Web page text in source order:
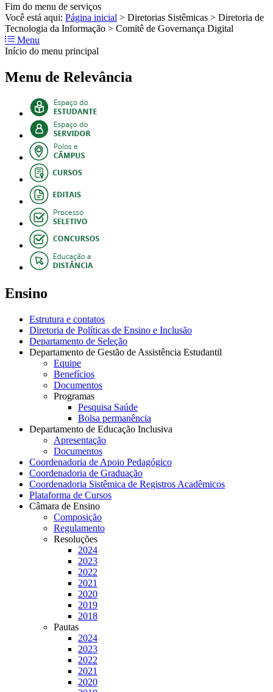
Fim do menu de serviços
Você está aqui: Página inicial > Diretorias Sistêmicas > Diretoria de
Tecnologia da Informação > Comitê de Governança Digital
Menu
Início do menu principal
Menu de Relevância
Ensino
Estrutura e contatos
Diretoria de Políticas de Ensino e Inclusão
Departamento de Seleção
Departamento de Gestão de Assistência Estudantil
Equipe
Benefícios
Documentos
Programas
Pesquisa Saúde
Bolsa permanência
Departamento de Educação Inclusiva
Apresentação
Documentos
Coordenadoria de Apoio Pedagógico
Coordenadoria de Graduação
Coordenadoria Sistêmica de Registros Acadêmicos
Plataforma de Cursos
Câmara de Ensino
Composição
Regulamento
Resoluções
2024
2023
2022
2021
2020
2019
2018
Pautas
2024
2023
2022
2021
2020